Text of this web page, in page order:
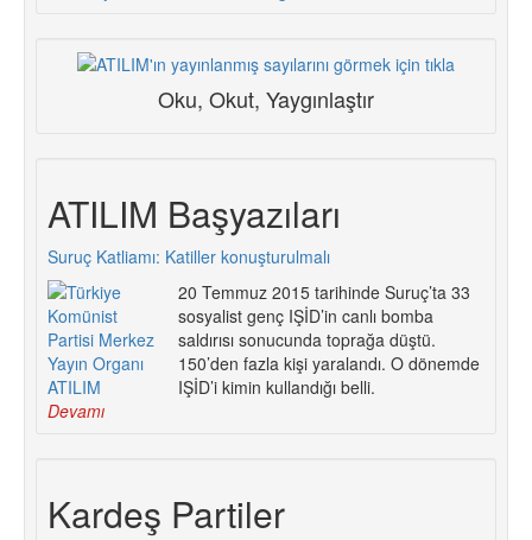
Oku, Okut, Yaygınlaştır
ATILIM Başyazıları
Suruç Katliamı: Katiller konuşturulmalı
20 Temmuz 2015 tarihinde Suruç’ta 33
sosyalist genç IŞİD’in canlı bomba
saldırısı sonucunda toprağa düştü.
150’den fazla kişi yaralandı. O dönemde
IŞİD’i kimin kullandığı belli.
Devamı
Kardeş Partiler